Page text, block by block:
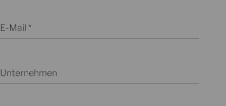
E-Mail
Unternehmen